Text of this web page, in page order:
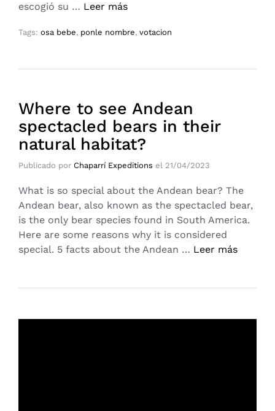
escogió su … Leer más
Tags: osa bebe, ponle nombre, votacion
Where to see Andean
spectacled bears in their
natural habitat?
Publicado por Chaparrí Expeditions el 21/04/2023
What is so special about the Andean bear?​ The
Andean bear, also known as the spectacled bear,
is the only bear species found in South America.
Here are some reasons why it is considered
special. 5 facts about the Andean … Leer más